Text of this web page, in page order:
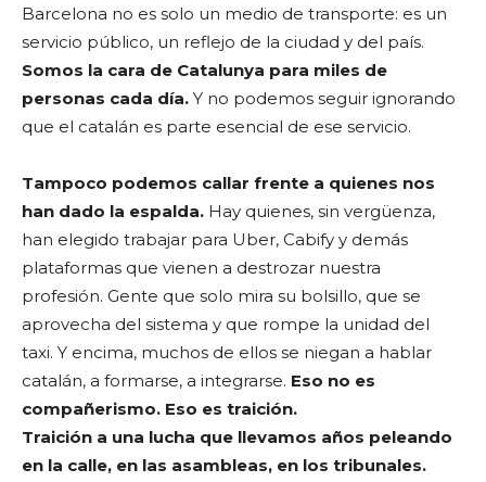
Barcelona no es solo un medio de transporte: es un
servicio público, un reflejo de la ciudad y del país.
Somos la cara de Catalunya para miles de
personas cada día. Y no podemos seguir ignorando
que el catalán es parte esencial de ese servicio.
Tampoco podemos callar frente a quienes nos
han dado la espalda. Hay quienes, sin vergüenza,
han elegido trabajar para Uber, Cabify y demás
plataformas que vienen a destrozar nuestra
profesión. Gente que solo mira su bolsillo, que se
aprovecha del sistema y que rompe la unidad del
taxi. Y encima, muchos de ellos se niegan a hablar
catalán, a formarse, a integrarse. Eso no es
compañerismo. Eso es traición.
Traición a una lucha que llevamos años peleando
en la calle, en las asambleas, en los tribunales.